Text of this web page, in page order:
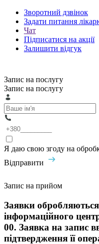
Зворотний дзвінок
Задати питання
Чат
Підписатися на акції
Залишити відгук
Запис на послугу
Запис на послугу
Я даю свою згоду на
Відправити
Запис на прийом
Заявки
інформаційного
00. Заявка на запис
підтвердження її